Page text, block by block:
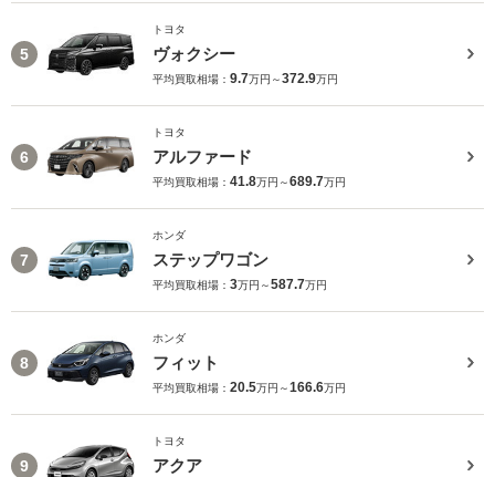
5
トヨタ
ヴォクシー
平均買取相場： 9.7万円～372.9万円
6
トヨタ
アルファード
平均買取相場： 41.8万円～689.7万円
7
ホンダ
ステップワゴン
平均買取相場： 3万円～587.7万円
8
ホンダ
フィット
平均買取相場： 20.5万円～166.6万円
9
トヨタ
アクア